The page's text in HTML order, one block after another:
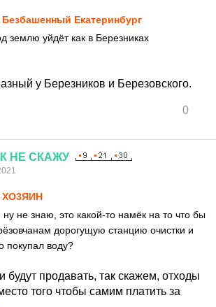
Безбашенный Екатеринбург
землю уйдёт как в Березниках
у Березников и Березовского.
0
НЕ СКАЖУ
XО3ЯИH
не знаю, это какой-то намёк на то что бы
дорогущую станцию очистки и
покупал воду?
будут продавать, так скажем, отходы
того чтобы самим платить за